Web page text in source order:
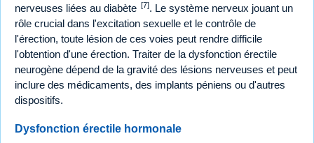
nerveuses liées au diabète [7]. Le système nerveux jouant un
rôle crucial dans l'excitation sexuelle et le contrôle de
l'érection, toute lésion de ces voies peut rendre difficile
l'obtention d'une érection. Traiter de la dysfonction érectile
neurogène dépend de la gravité des lésions nerveuses et peut
inclure des médicaments, des implants péniens ou d'autres
dispositifs.
Dysfonction érectile hormonale